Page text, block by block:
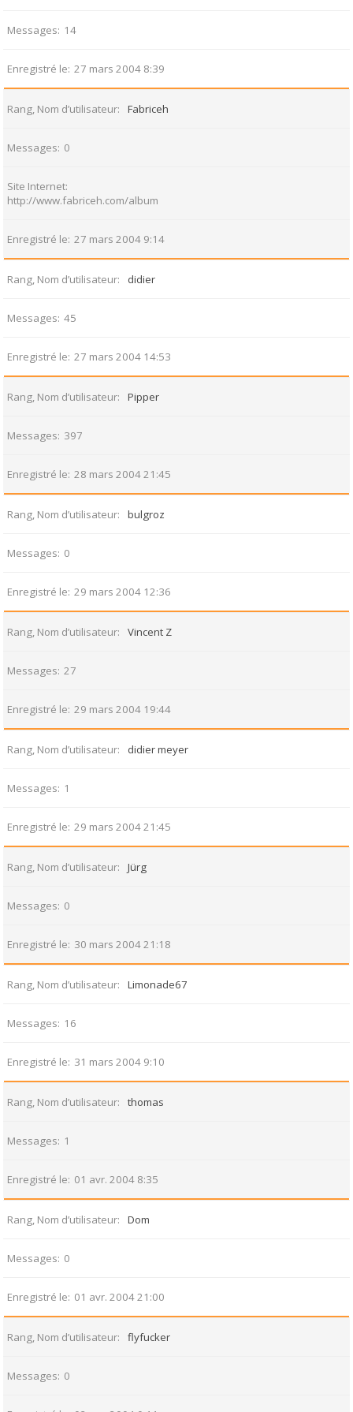
Messages 14
Enregistré le 27 mars 2004 8:39
Rang, Nom d’utilisateur Fabriceh
Messages 0
Site Internet
http://www.fabriceh.com/album
Enregistré le 27 mars 2004 9:14
Rang, Nom d’utilisateur didier
Messages 45
Enregistré le 27 mars 2004 14:53
Rang, Nom d’utilisateur Pipper
Messages 397
Enregistré le 28 mars 2004 21:45
Rang, Nom d’utilisateur bulgroz
Messages 0
Enregistré le 29 mars 2004 12:36
Rang, Nom d’utilisateur Vincent Z
Messages 27
Enregistré le 29 mars 2004 19:44
Rang, Nom d’utilisateur didier meyer
Messages 1
Enregistré le 29 mars 2004 21:45
Rang, Nom d’utilisateur Jürg
Messages 0
Enregistré le 30 mars 2004 21:18
Rang, Nom d’utilisateur Limonade67
Messages 16
Enregistré le 31 mars 2004 9:10
Rang, Nom d’utilisateur thomas
Messages 1
Enregistré le 01 avr. 2004 8:35
Rang, Nom d’utilisateur Dom
Messages 0
Enregistré le 01 avr. 2004 21:00
Rang, Nom d’utilisateur flyfucker
Messages 0